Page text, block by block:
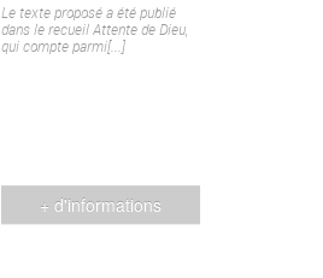
Le texte proposé a été publié
dans le recueil Attente de Dieu,
qui compte parmi[...]
+ d'informations